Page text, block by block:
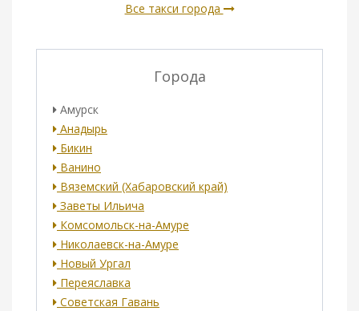
Все такси города
Города
Амурск
Анадырь
Бикин
Ванино
Вяземский (Хабаровский край)
Заветы Ильича
Комсомольск-на-Амуре
Николаевск-на-Амуре
Новый Ургал
Переяславка
Советская Гавань